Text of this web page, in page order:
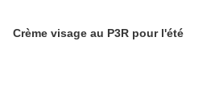
Crème visage au P3R pour l'été